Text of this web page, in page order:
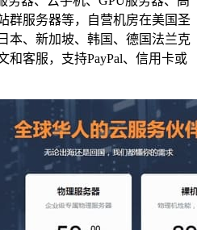
群服务器等，自营机房在美国圣
本、新加坡、韩国、德国法兰克
和客服，支持PayPal、信用卡或